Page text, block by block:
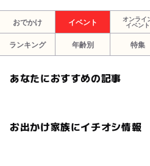
おでかけ イベント
オンライ
イベント
ランキング 年齢別 特集
あなたにおすすめの記事
お出かけ家族にイチオシ情報